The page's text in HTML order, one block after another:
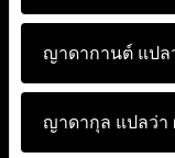
ญาดากานต์ แปล
ญาดากุล แปลว่า